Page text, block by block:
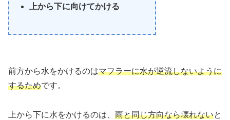
上から下に向けてかける
前方から水をかけるのはマフラーに水が逆流しないように
するためです。
上から下に水をかけるのは、 雨と同じ方向なら壊れないと